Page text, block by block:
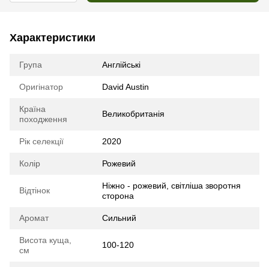
Характеристики
Група Англійські
Оригінатор David Austin
Країна
походження
Великобританія
Рік селекції 2020
Колір Рожевий
Відтінок
Ніжно - рожевий, світліша зворотня
сторона
Аромат Сильний
Висота куща,
см
100-120